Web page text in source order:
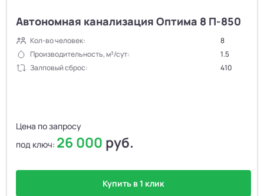
Автономная канализация Оптима 8 П-850
Кол-во человек:
8
Производительность, м³/сут:
1.5
Залповый сброс:
410
Цена по запросу
под ключ: 26 000 руб.
Купить в 1 клик